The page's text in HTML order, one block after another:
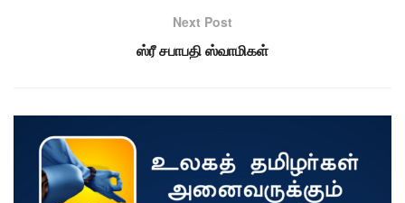
Next Post
ஸ்ரீ சபாபதி ஸ்வாமிகள்